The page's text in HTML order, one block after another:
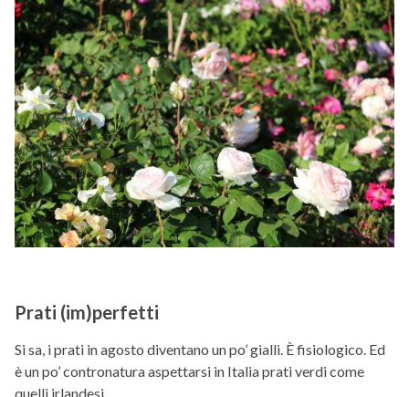
Prati (im)perfetti
Si sa, i prati in agosto diventano un po’ gialli. È fisiologico. Ed
è un po’ contronatura aspettarsi in Italia prati verdi come
quelli irlandesi.